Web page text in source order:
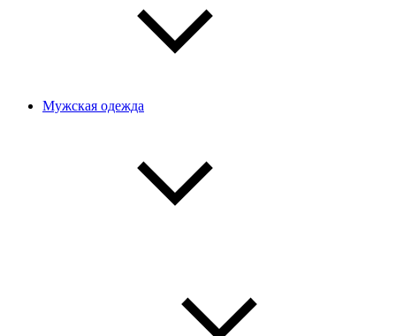
Мужская одежда